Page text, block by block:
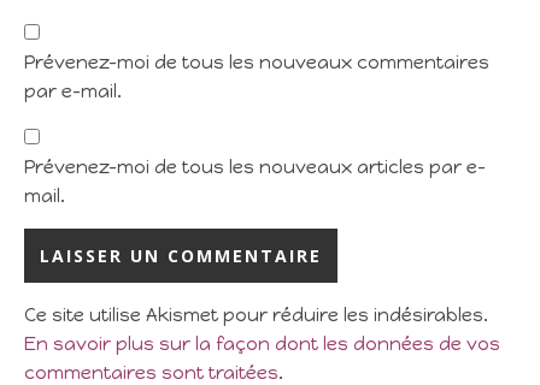
Prévenez-moi de tous les nouveaux commentaires
par e-mail.
Prévenez-moi de tous les nouveaux articles par e-
mail.
Ce site utilise Akismet pour réduire les indésirables.
En savoir plus sur la façon dont les données de vos
commentaires sont traitées.